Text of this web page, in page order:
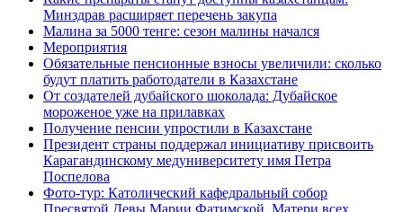
Минздрав расширяет перечень закупа
Малина за 5000 тенге: сезон малины начался
Мероприятия
Обязательные пенсионные взносы увеличили: сколько
будут платить работодатели в Казахстане
От создателей дубайского шоколада: Дубайское
мороженое уже на прилавках
Получение пенсии упростили в Казахстане
Президент страны поддержал инициативу присвоить
Карагандинскому медуниверситету имя Петра
Поспелова
Фото-тур: Католический кафедральный собор
Пресвятой Девы Марии Фатимской, Матери всех